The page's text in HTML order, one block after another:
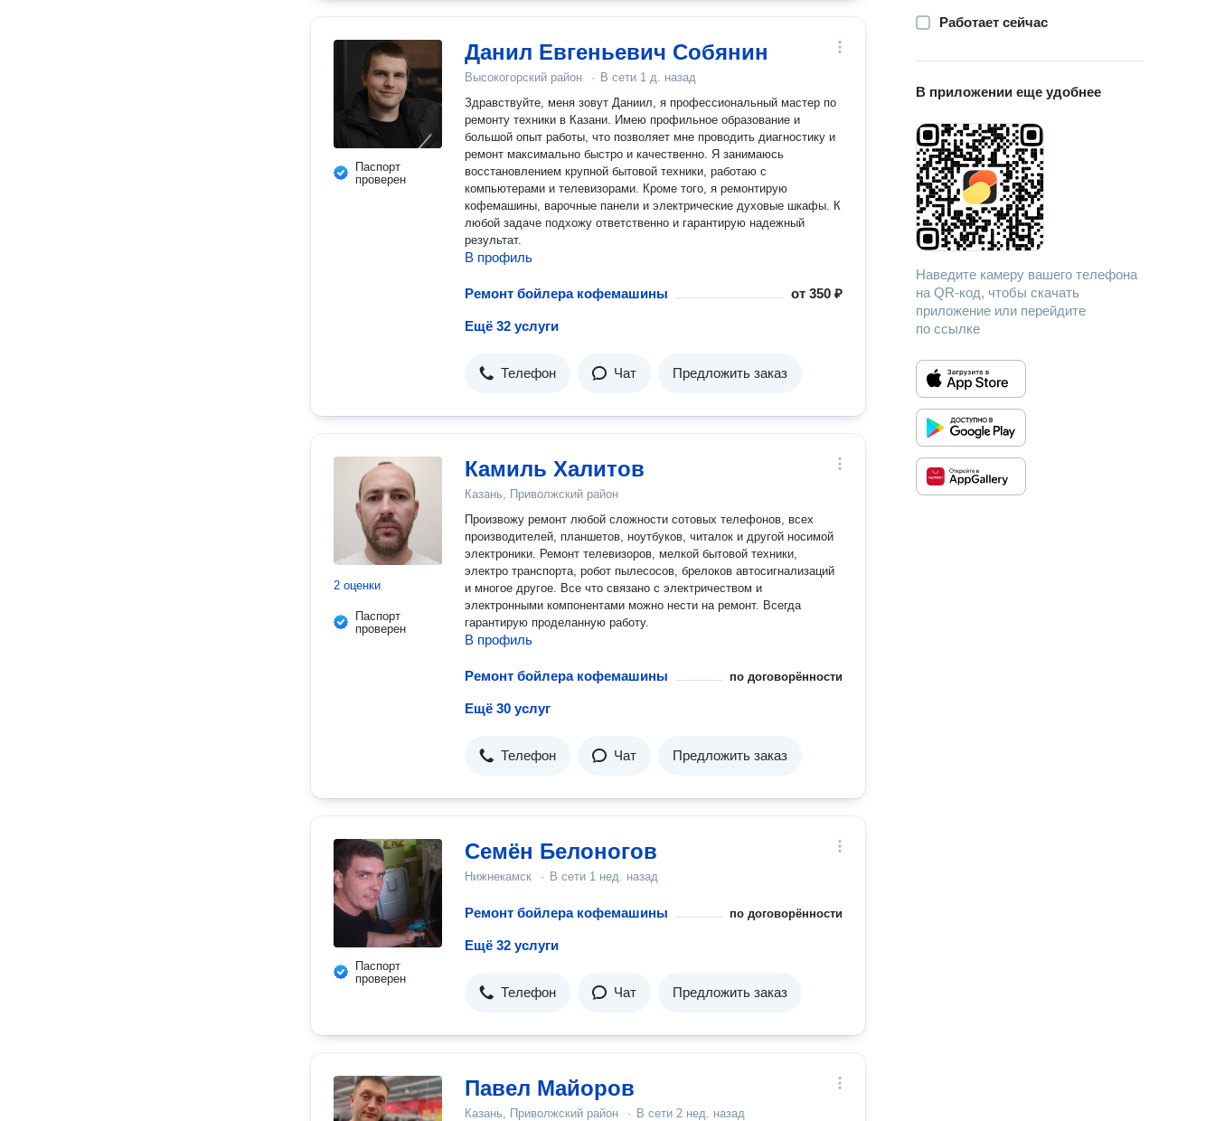
Паспорт
проверен
Данил Евгеньевич Собянин
Высокогорский район · В сети 1 д. назад
Здравствуйте, меня зовут Даниил, я профессиональный мастер по
ремонту техники в Казани. Имею профильное образование и
большой опыт работы, что позволяет мне проводить диагностику и
ремонт максимально быстро и качественно. Я занимаюсь
восстановлением крупной бытовой техники, работаю с
компьютерами и телевизорами. Кроме того, я ремонтирую
кофемашины, варочные панели и электрические духовые шкафы. К
любой задаче подхожу ответственно и гарантирую надежный
результат.
В профиль
Ремонт бойлера кофемашины от350 ₽
Ещё 32 услуги
Телефон Чат Предложить заказ
2 оценки
Паспорт
проверен
Камиль Халитов
Казань, Приволжский район
Произвожу ремонт любой сложности сотовых телефонов, всех
производителей, планшетов, ноутбуков, читалок и другой носимой
электроники. Ремонт телевизоров, мелкой бытовой техники,
электро транспорта, робот пылесосов, брелоков автосигнализаций
и многое другое. Все что связано с электричеством и
электронными компонентами можно нести на ремонт. Всегда
гарантирую проделанную работу.
В профиль
Ремонт бойлера кофемашины по договорённости
Ещё 30 услуг
Телефон Чат Предложить заказ
Паспорт
проверен
Семён Белоногов
Нижнекамск · В сети 1 нед. назад
Ремонт бойлера кофемашины по договорённости
Ещё 32 услуги
Телефон Чат Предложить заказ
Павел Майоров
Казань, Приволжский район · В сети 2 нед. назад
Работает сейчас
В приложении еще удобнее
Наведите камеру вашего телефона
на QR-код, чтобы скачать
приложение или перейдите
по ссылке